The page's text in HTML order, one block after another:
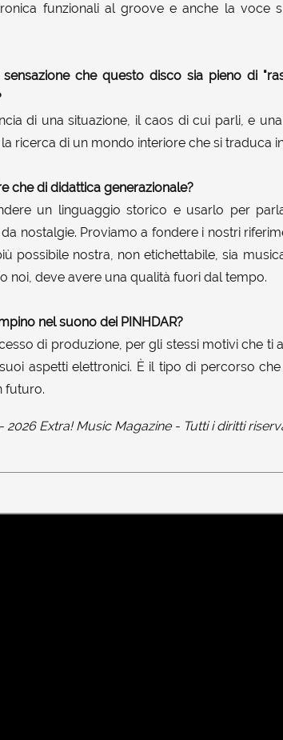
funzionali al groove e anche la voce
che questo disco sia pieno di
di una situazione, il caos di cui parli, e
ricerca di un mondo interiore che si traduca
che di didattica generazionale?
un linguaggio storico e usarlo per
nostalgie. Proviamo a fondere i nostri
possibile nostra, non etichettabile, sia
noi, deve avere una qualità fuori dal tempo.
nel suono dei PINHDAR?
di produzione, per gli stessi motivi che ti
aspetti elettronici. È il tipo di percorso
futuro.
2026 Extra! Music Magazine - Tutti i diritti